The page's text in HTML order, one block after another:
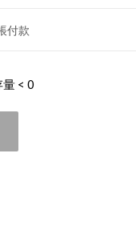
付款
< 0